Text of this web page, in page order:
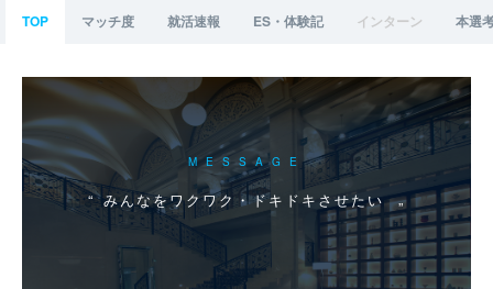
TOP マッチ度 就活速報 ES・体験記 インターン 本選
MESSAGE
みんなをワクワク・ドキドキさせたい